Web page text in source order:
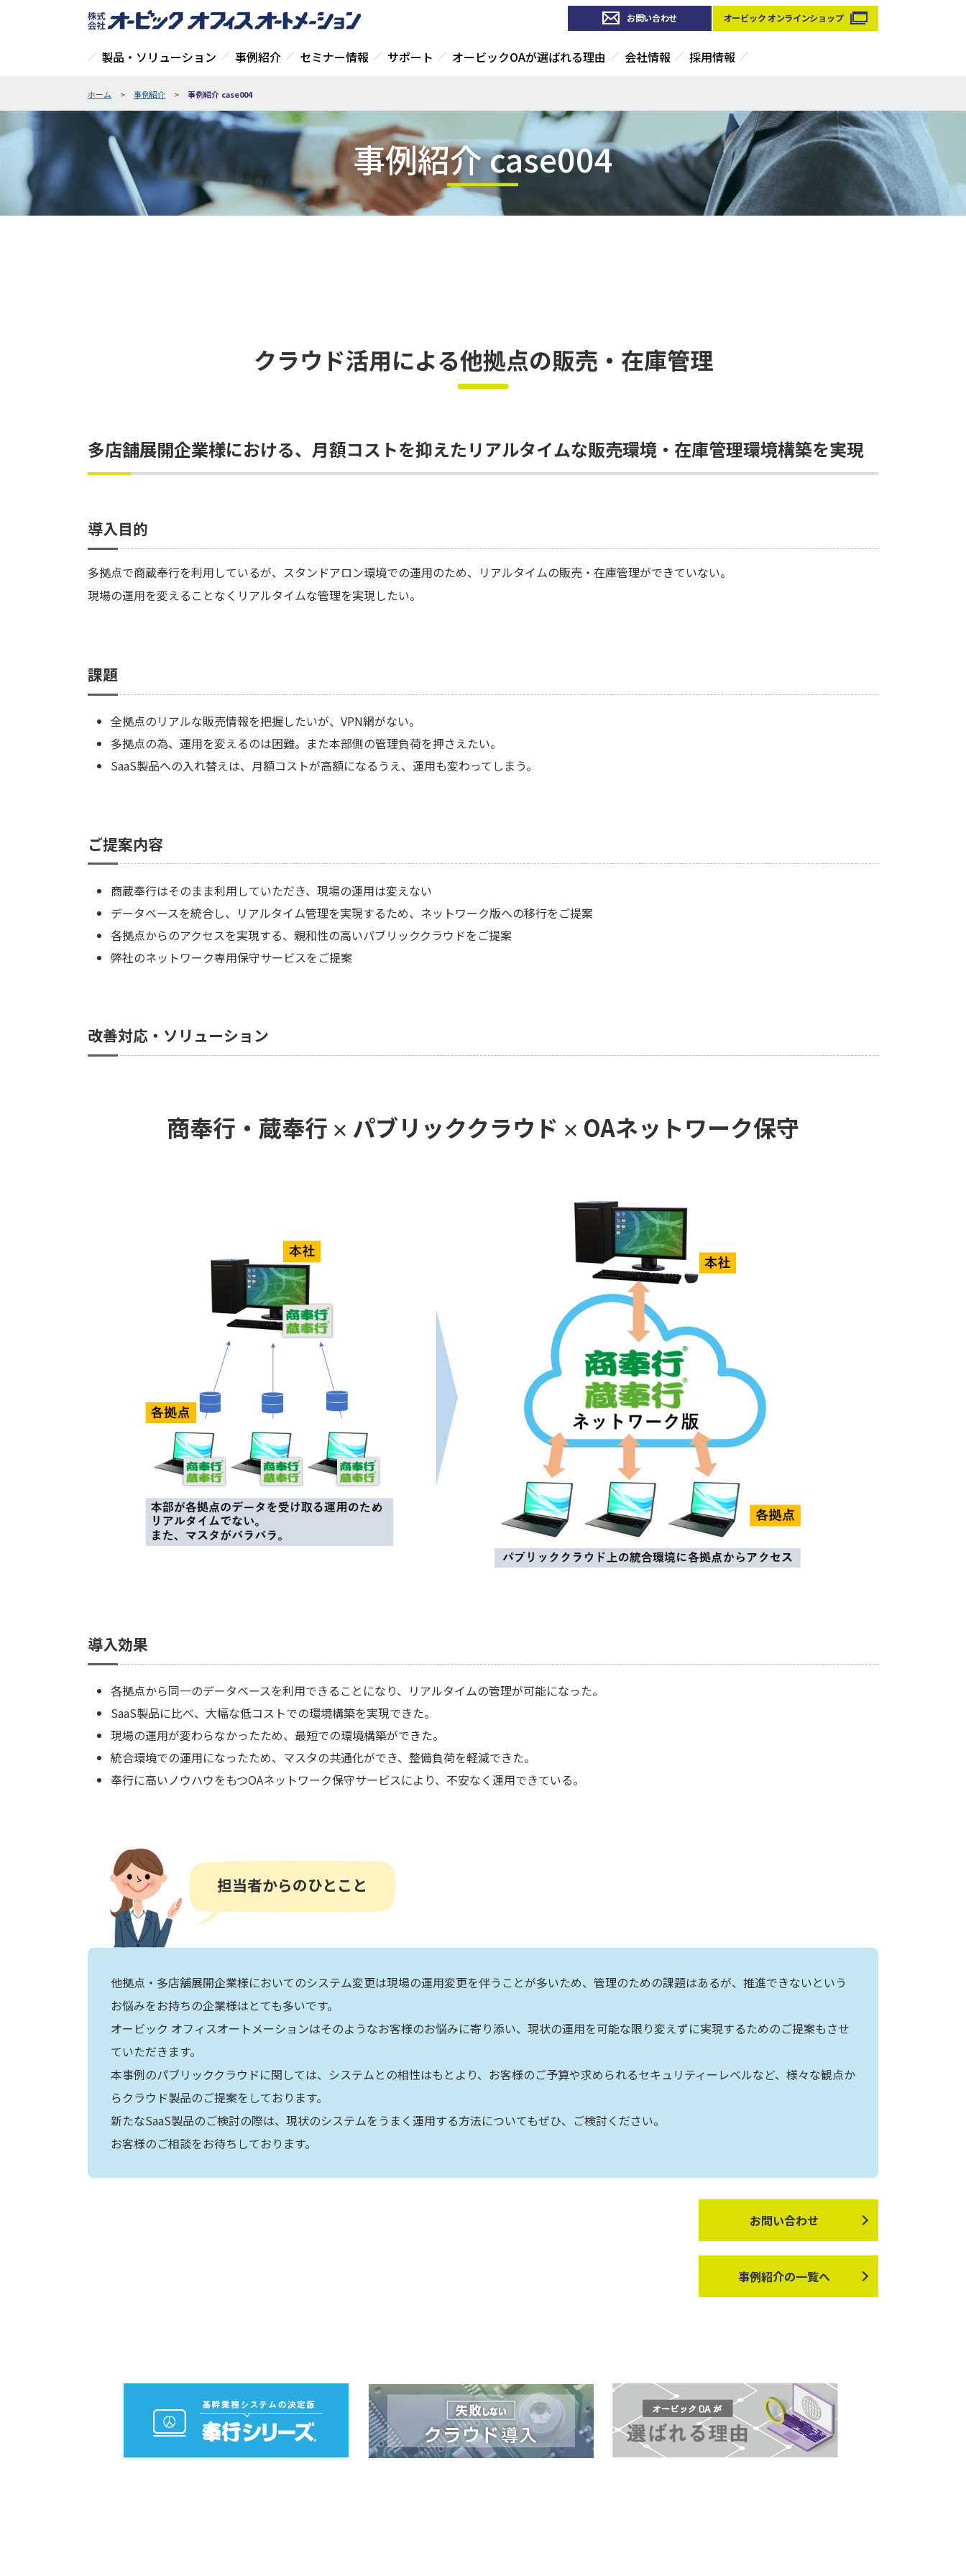
お問い合わせ オービック オンラインショップ
製品・ソリューション 事例紹介 セミナー情報 サポート オービックOAが選ばれる理由 会社情報 採用情報
ホーム > 事例紹介 > 事例紹介 case004
事例紹介 case004
クラウド活用による他拠点の販売・在庫管理
多店舗展開企業様における、月額コストを抑えたリアルタイムな販売環境・在庫管理環境構築を実現
導入目的
多拠点で商蔵奉行を利用しているが、スタンドアロン環境での運用のため、リアルタイムの販売・在庫管理ができていない。
現場の運用を変えることなくリアルタイムな管理を実現したい。
課題
全拠点のリアルな販売情報を把握したいが、VPN網がない。
多拠点の為、運用を変えるのは困難。また本部側の管理負荷を押さえたい。
SaaS製品への入れ替えは、月額コストが高額になるうえ、運用も変わってしまう。
ご提案内容
商蔵奉行はそのまま利用していただき、現場の運用は変えない
データベースを統合し、リアルタイム管理を実現するため、ネットワーク版への移行をご提案
各拠点からのアクセスを実現する、親和性の高いパブリッククラウドをご提案
弊社のネットワーク専用保守サービスをご提案
改善対応・ソリューション
商奉行・蔵奉行 × パブリッククラウド × OAネットワーク保守
導入効果
各拠点から同一のデータベースを利用できることになり、リアルタイムの管理が可能になった。
SaaS製品に比べ、大幅な低コストでの環境構築を実現できた。
現場の運用が変わらなかったため、最短での環境構築ができた。
統合環境での運用になったため、マスタの共通化ができ、整備負荷を軽減できた。
奉行に高いノウハウをもつOAネットワーク保守サービスにより、不安なく運用できている。
担当者からのひとこと
他拠点・多店舗展開企業様においてのシステム変更は現場の運用変更を伴うことが多いため、管理のための課題はあるが、推進できないという
お悩みをお持ちの企業様はとても多いです。
オービック オフィスオートメーションはそのようなお客様のお悩みに寄り添い、現状の運用を可能な限り変えずに実現するためのご提案もさせ
ていただきます。
本事例のパブリッククラウドに関しては、システムとの相性はもとより、お客様のご予算や求められるセキュリティーレベルなど、様々な観点か
らクラウド製品のご提案をしております。
新たなSaaS製品のご検討の際は、現状のシステムをうまく運用する方法についてもぜひ、ご検討ください。
お客様のご相談をお待ちしております。
お問い合わせ
事例紹介の一覧へ